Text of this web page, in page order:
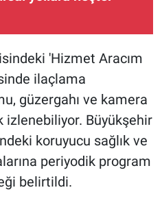
'Hizmet Aracım
ilaçlama
güzergahı ve kamera
izlenebiliyor. Büyükşehir
koruyucu sağlık ve
periyodik program
belirtildi.